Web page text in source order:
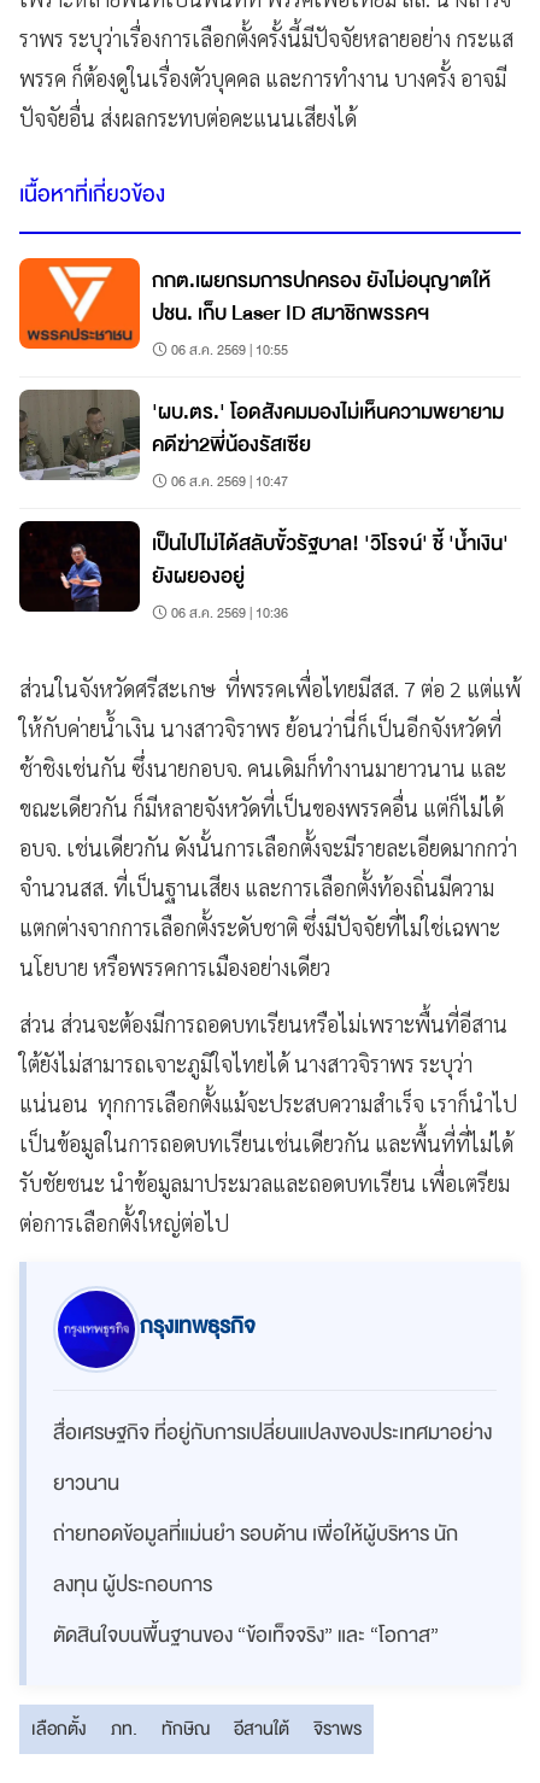
ราพร ระบุว่าเรื่องการเลือกตั้งครั้งนี้มีปัจจัยหลายอย่าง กระแส
พรรค ก็ต้องดูในเรื่องตัวบุคคล และการทำงาน บางครั้ง อาจมี
ปัจจัยอื่น ส่งผลกระทบต่อคะแนนเสียงได้
เนื้อหาที่เกี่ยวข้อง
กกต.เผยกรมการปกครอง ยังไม่อนุญาตให้
ปชน. เก็บ Laser ID สมาชิกพรรคฯ
06 ส.ค. 2569 | 10:55
'ผบ.ตร.' โอดสังคมมองไม่เห็นความพยายาม
คดีฆ่า2พี่น้องรัสเซีย
06 ส.ค. 2569 | 10:47
เป็นไปไม่ได้สลับขั้วรัฐบาล! 'วิโรจน์' ชี้ 'น้ำเงิน'
ยังผยองอยู่
06 ส.ค. 2569 | 10:36
ส่วนในจังหวัดศรีสะเกษ ที่พรรคเพื่อไทยมีสส. 7 ต่อ 2 แต่แพ้
ให้กับค่ายน้ำเงิน นางสาวจิราพร ย้อนว่านี่ก็เป็นอีกจังหวัดที่
ช้าชิงเช่นกัน ซึ่งนายกอบจ. คนเดิมก็ทำงานมายาวนาน และ
ขณะเดียวกัน ก็มีหลายจังหวัดที่เป็นของพรรคอื่น แต่ก็ไม่ได้
อบจ. เช่นเดียวกัน ดังนั้นการเลือกตั้งจะมีรายละเอียดมากกว่า
จำนวนสส. ที่เป็นฐานเสียง และการเลือกตั้งท้องถิ่นมีความ
แตกต่างจากการเลือกตั้งระดับชาติ ซึ่งมีปัจจัยที่ไม่ใช่เฉพาะ
นโยบาย หรือพรรคการเมืองอย่างเดียว
ส่วน ส่วนจะต้องมีการถอดบทเรียนหรือไม่เพราะพื้นที่อีสาน
ใต้ยังไม่สามารถเจาะภูมิใจไทยได้ นางสาวจิราพร ระบุว่า
แน่นอน ทุกการเลือกตั้งแม้จะประสบความสำเร็จ เราก็นำไป
เป็นข้อมูลในการถอดบทเรียนเช่นเดียวกัน และพื้นที่ที่ไม่ได้
รับชัยชนะ นำข้อมูลมาประมวลและถอดบทเรียน เพื่อเตรียม
ต่อการเลือกตั้งใหญ่ต่อไป
กรุงเทพธุรกิจ
สื่อเศรษฐกิจ ที่อยู่กับการเปลี่ยนแปลงของประเทศมาอย่าง
ยาวนาน
ถ่ายทอดข้อมูลที่แม่นยำ รอบด้าน เพื่อให้ผู้บริหาร นัก
ลงทุน ผู้ประกอบการ
ตัดสินใจบนพื้นฐานของ “ข้อเท็จจริง” และ “โอกาส”
เลือกตั้ง ภท. ทักษิณ อีสานใต้ จิราพร